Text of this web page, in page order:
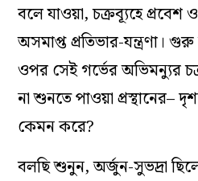
বলে যাওয়া, চক্রব্যূহে প্রবেশ
অসমাপ্ত প্রতিভার-যন্ত্রণা।
ওপর সেই গর্ভের অভিমন্যুর
না শুনতে পাওয়া প্রস্থানের–
কেমন করে?
বলছি শুনুন, অর্জুন-সুভদ্রা